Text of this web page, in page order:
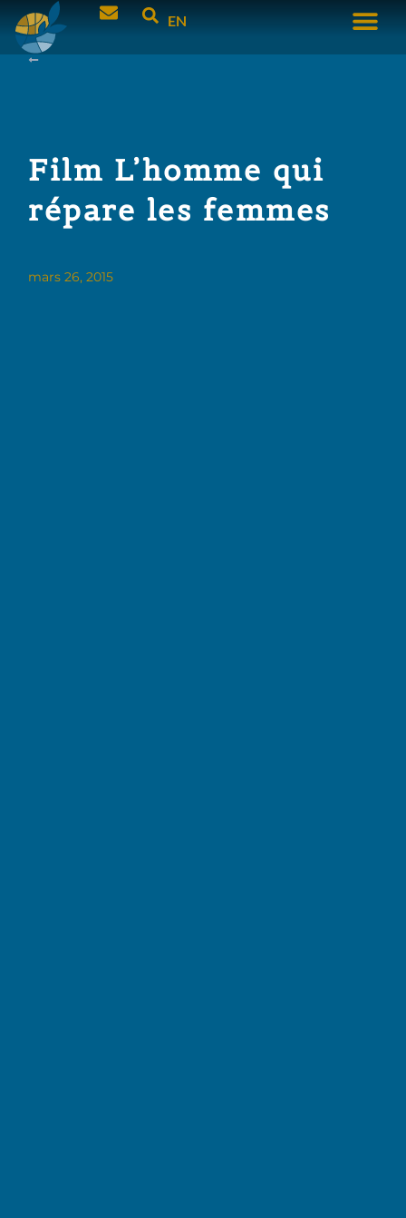
EN
Film L’homme qui
répare les femmes
mars 26, 2015